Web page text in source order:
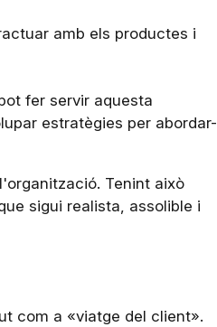
amb els productes i
fer servir aquesta
estratègies per abordar-
Tenint això
sigui realista, assolible i
com a «viatge del client».